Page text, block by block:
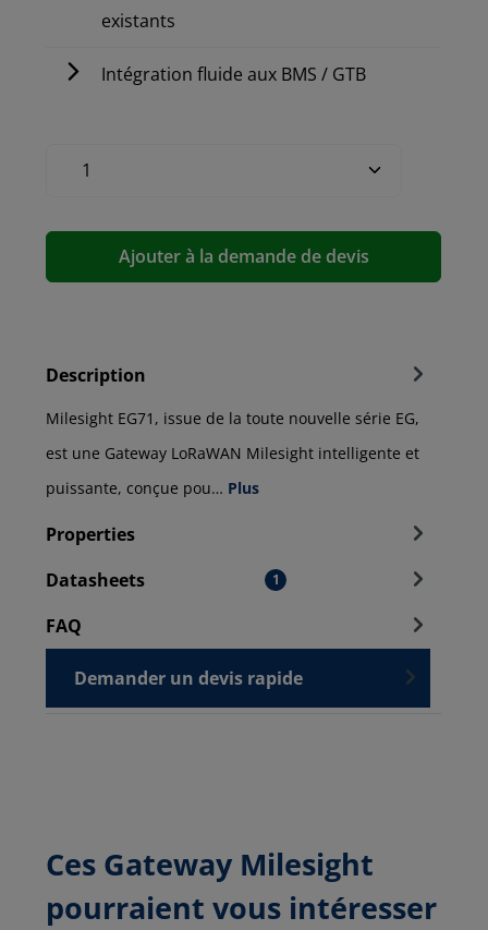
existants
Intégration fluide aux BMS / GTB
Ajouter à la demande de devis
Description
Milesight EG71, issue de la toute nouvelle série EG,
est une Gateway LoRaWAN Milesight intelligente et
puissante, conçue pou… Plus
Properties
Datasheets
1
FAQ
Demander un devis rapide
Ces Gateway Milesight
pourraient vous intéresser